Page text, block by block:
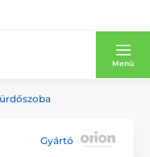
Menü
Gyártó